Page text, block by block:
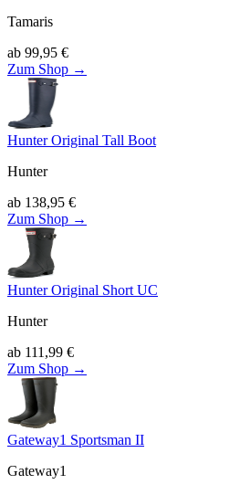
Tamaris
ab 99,95 €
Zum Shop →
Hunter Original Tall Boot
Hunter
ab 138,95 €
Zum Shop →
Hunter Original Short UC
Hunter
ab 111,99 €
Zum Shop →
Gateway1 Sportsman II
Gateway1